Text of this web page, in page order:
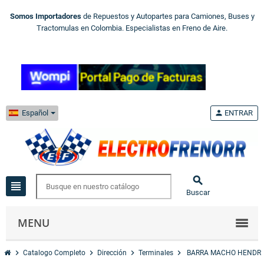
Somos Importadores de Repuestos y Autopartes para Camiones, Buses y
Tractomulas en Colombia. Especialistas en Freno de Aire.
Español
view_headline 
Buscar
person ENTRAR
MENU
chevron_right Catalogo Completo chevron_right Dirección chevron_right Terminales chevron_right BARRA MACHO